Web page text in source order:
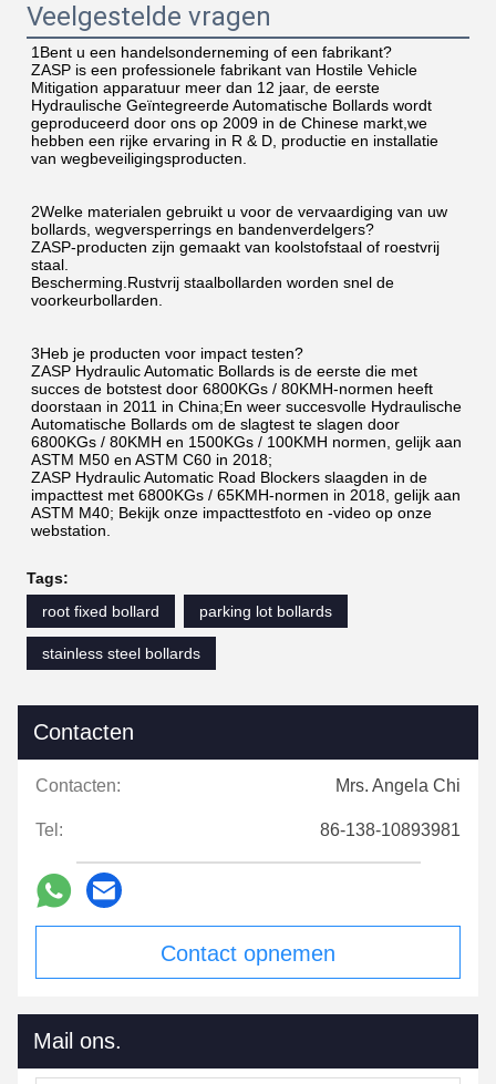
Veelgestelde vragen
1Bent u een handelsonderneming of een fabrikant?
ZASP is een professionele fabrikant van Hostile Vehicle
Mitigation apparatuur meer dan 12 jaar, de eerste
Hydraulische Geïntegreerde Automatische Bollards wordt
geproduceerd door ons op 2009 in de Chinese markt,we
hebben een rijke ervaring in R & D, productie en installatie
van wegbeveiligingsproducten.
2Welke materialen gebruikt u voor de vervaardiging van uw
bollards, wegversperrings en bandenverdelgers?
ZASP-producten zijn gemaakt van koolstofstaal of roestvrij
staal.
Bescherming.Rustvrij staalbollarden worden snel de
voorkeurbollarden.
3Heb je producten voor impact testen?
ZASP Hydraulic Automatic Bollards is de eerste die met
succes de botstest door 6800KGs / 80KMH-normen heeft
doorstaan in 2011 in China;En weer succesvolle Hydraulische
Automatische Bollards om de slagtest te slagen door
6800KGs / 80KMH en 1500KGs / 100KMH normen, gelijk aan
ASTM M50 en ASTM C60 in 2018;
ZASP Hydraulic Automatic Road Blockers slaagden in de
impacttest met 6800KGs / 65KMH-normen in 2018, gelijk aan
ASTM M40; Bekijk onze impacttestfoto en -video op onze
webstation.
Tags:
root fixed bollard
parking lot bollards
stainless steel bollards
Contacten
Contacten: Mrs. Angela Chi
Tel: 86-138-10893981
Contact opnemen
Mail ons.